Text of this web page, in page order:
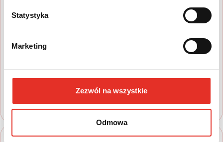
Statystyka
Marketing
Zezwól na wszystkie
Odmowa
Zapoznaj się z nasza ofertą, aby wybrać
model, który najbardziej spełnia Twoje
oczekiwania